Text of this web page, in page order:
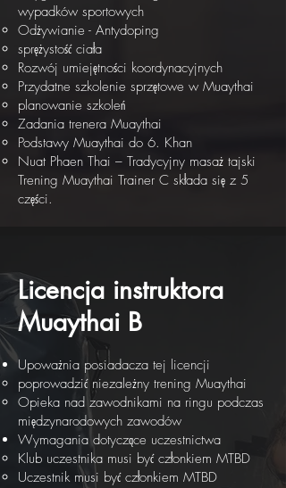
wypadków sportowych
Odżywianie - Antydoping
sprężystość ciała
Rozwój umiejętności koordynacyjnych
Przydatne szkolenie sprzętowe w Muaythai
planowanie szkoleń
Zadania trenera Muaythai
Podstawy Muaythai do 6. Khan
Nuat Phaen Thai – Tradycyjny masaż tajski
Trening Muaythai Trainer C składa się z 5
części.
Licencja instruktora
Muaythai B
Upoważnia posiadacza tej licencji
poprowadzić niezależny trening Muaythai
Opieka nad zawodnikami na ringu podczas
międzynarodowych zawodów
Wymagania dotyczące uczestnictwa
Klub uczestnika musi być członkiem MTBD
Uczestnik musi być członkiem MTBD